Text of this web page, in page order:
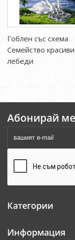
Гоблен със схема
Семейство красиви
лебеди
Абонирай
Категории
Информация